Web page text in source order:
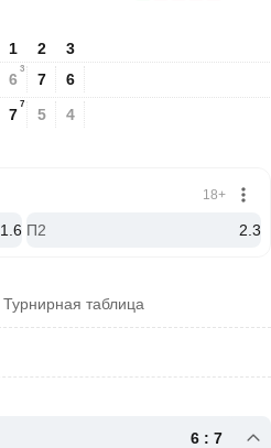
1
6
3
7
7
2
7
5
3
6
4
1.6 П2 2.3
18+
Турнирная таблица
6 : 7